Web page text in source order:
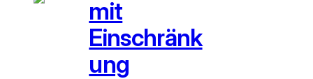
mit
Einschränk
ung